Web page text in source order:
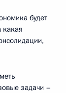
будет
какая
задачи –